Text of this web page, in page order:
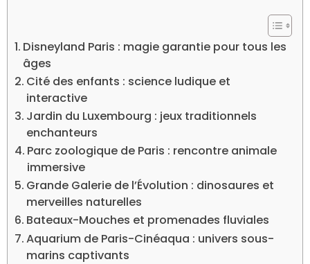
Disneyland Paris : magie garantie pour tous les
âges
Cité des enfants : science ludique et
interactive
Jardin du Luxembourg : jeux traditionnels
enchanteurs
Parc zoologique de Paris : rencontre animale
immersive
Grande Galerie de l’Évolution : dinosaures et
merveilles naturelles
Bateaux-Mouches et promenades fluviales
Aquarium de Paris-Cinéaqua : univers sous-
marins captivants